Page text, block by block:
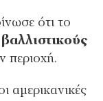
ότι το
περιοχή.
αμερικανικές